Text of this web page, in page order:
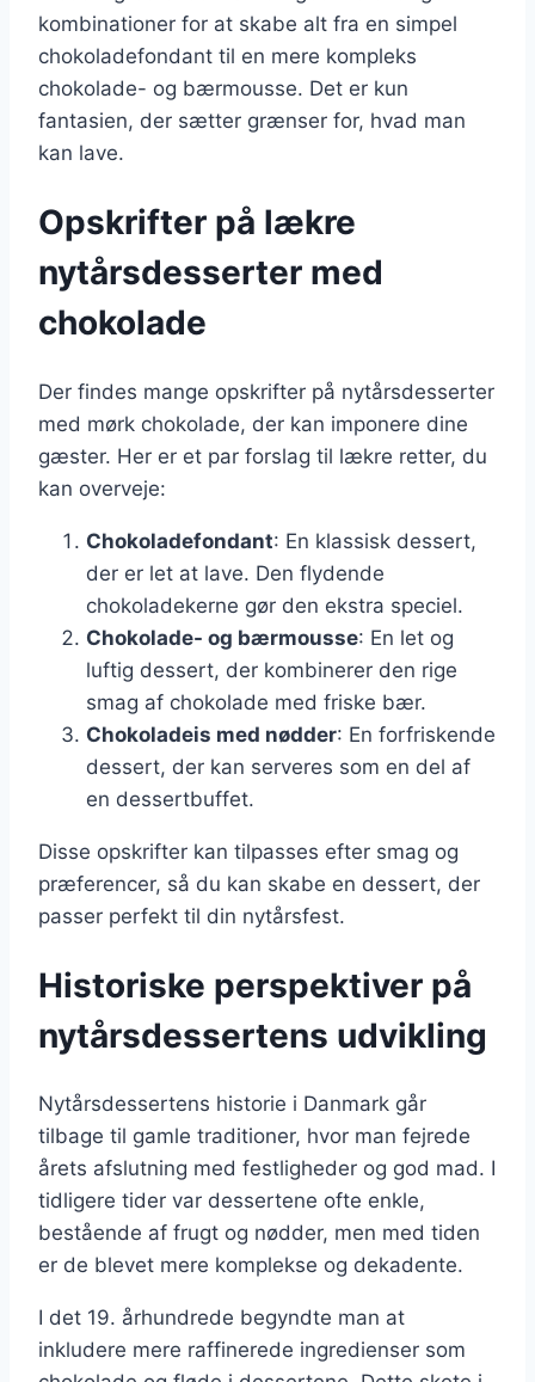
kombinationer for at skabe alt fra en simpel
chokoladefondant til en mere kompleks
chokolade- og bærmousse. Det er kun
fantasien, der sætter grænser for, hvad man
kan lave.
Opskrifter på lækre
nytårsdesserter med
chokolade
Der findes mange opskrifter på nytårsdesserter
med mørk chokolade, der kan imponere dine
gæster. Her er et par forslag til lækre retter, du
kan overveje:
Chokoladefondant: En klassisk dessert,
der er let at lave. Den flydende
chokoladekerne gør den ekstra speciel.
Chokolade- og bærmousse: En let og
luftig dessert, der kombinerer den rige
smag af chokolade med friske bær.
Chokoladeis med nødder: En forfriskende
dessert, der kan serveres som en del af
en dessertbuffet.
Disse opskrifter kan tilpasses efter smag og
præferencer, så du kan skabe en dessert, der
passer perfekt til din nytårsfest.
Historiske perspektiver på
nytårsdessertens udvikling
Nytårsdessertens historie i Danmark går
tilbage til gamle traditioner, hvor man fejrede
årets afslutning med festligheder og god mad. I
tidligere tider var dessertene ofte enkle,
bestående af frugt og nødder, men med tiden
er de blevet mere komplekse og dekadente.
I det 19. århundrede begyndte man at
inkludere mere raffinerede ingredienser som